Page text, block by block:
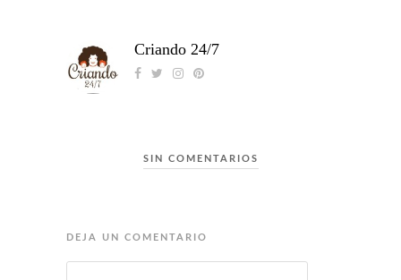
Criando 24/7
SIN COMENTARIOS
DEJA UN COMENTARIO